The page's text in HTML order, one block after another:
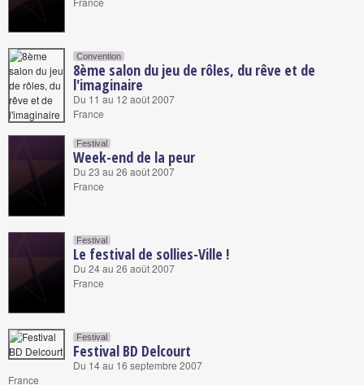
Convention
8ème salon du jeu de rôles, du rêve et de
l'imaginaire
Du 11 au 12 août 2007
France
Festival
Week-end de la peur
Du 23 au 26 août 2007
France
Festival
Le festival de sollies-Ville !
Du 24 au 26 août 2007
France
Festival
Festival BD Delcourt
Du 14 au 16 septembre 2007
France